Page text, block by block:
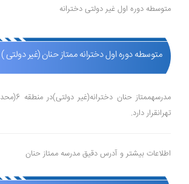
متوسطه دوره اول غیر دولتی دخترانه
متوسطه دوره اول دخترانه ممتاز حنان (غیر دولتی )
مدرسهممتاز
تهرانقرار دارد.
اطلاعات بیشتر و آدرس دقیق مدرسه ممتاز حنان